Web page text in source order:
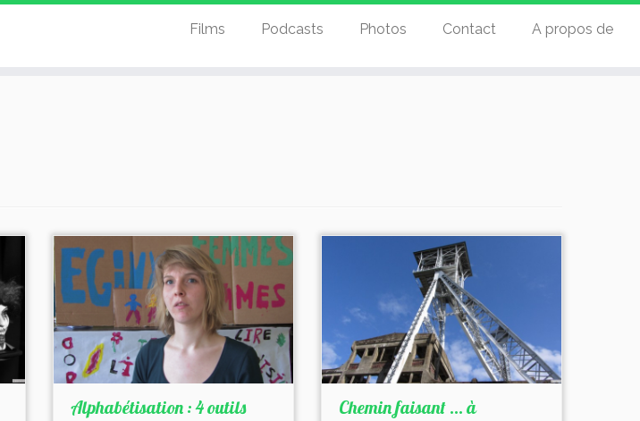
Films Podcasts Photos Contact A propos de
Alphabétisation : 4 outils
Chemin faisant … à